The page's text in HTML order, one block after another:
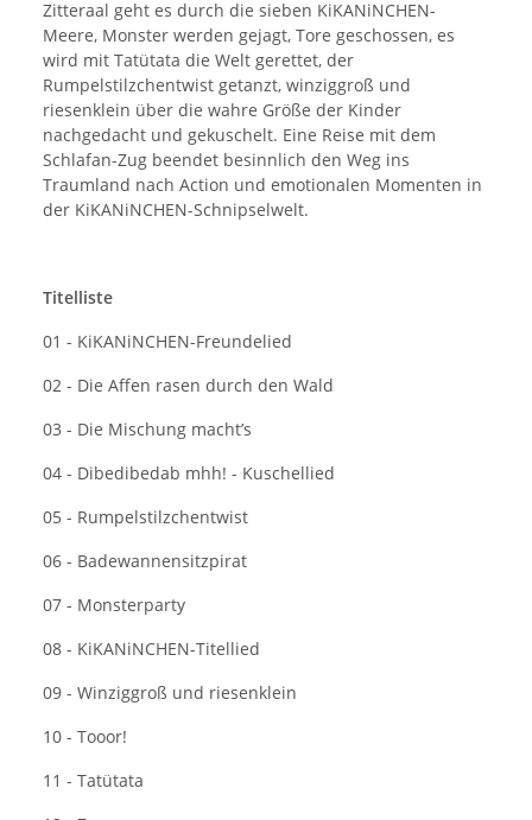
Zitteraal geht es durch die sieben KiKANiNCHEN-
Meere, Monster werden gejagt, Tore geschossen, es
wird mit Tatütata die Welt gerettet, der
Rumpelstilzchentwist getanzt, winziggroß und
riesenklein über die wahre Größe der Kinder
nachgedacht und gekuschelt. Eine Reise mit dem
Schlafan-Zug beendet besinnlich den Weg ins
Traumland nach Action und emotionalen Momenten in
der KiKANiNCHEN-Schnipselwelt.
Titelliste
01 - KiKANiNCHEN-Freundelied
02 - Die Affen rasen durch den Wald
03 - Die Mischung macht’s
04 - Dibedibedab mhh! - Kuschellied
05 - Rumpelstilzchentwist
06 - Badewannensitzpirat
07 - Monsterparty
08 - KiKANiNCHEN-Titellied
09 - Winziggroß und riesenklein
10 - Tooor!
11 - Tatütata